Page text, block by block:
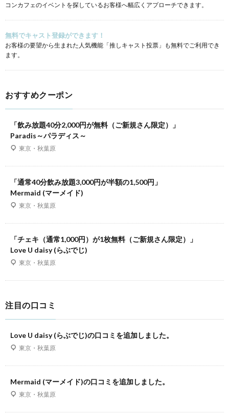
コンカフェのイベントを探しているお客様へ幅広くアプローチできます。
無料でキャスト登録ができます！
お客様の要望から生まれた人気機能「推しキャスト投票」も無料でご利用でき
ます。
おすすめクーポン
「飲み放題40分2,000円が無料（ご新規さん限定）」
Paradis～パラディス～
東京・秋葉原
「通常40分飲み放題3,000円が半額の1,500円」
Mermaid (マーメイド)
東京・秋葉原
「チェキ（通常1,000円）が1枚無料（ご新規さん限定）」
Love U daisy (らぶでじ)
東京・秋葉原
注目の口コミ
Love U daisy (らぶでじ)の口コミを追加しました。
東京・秋葉原
Mermaid (マーメイド)の口コミを追加しました。
東京・秋葉原